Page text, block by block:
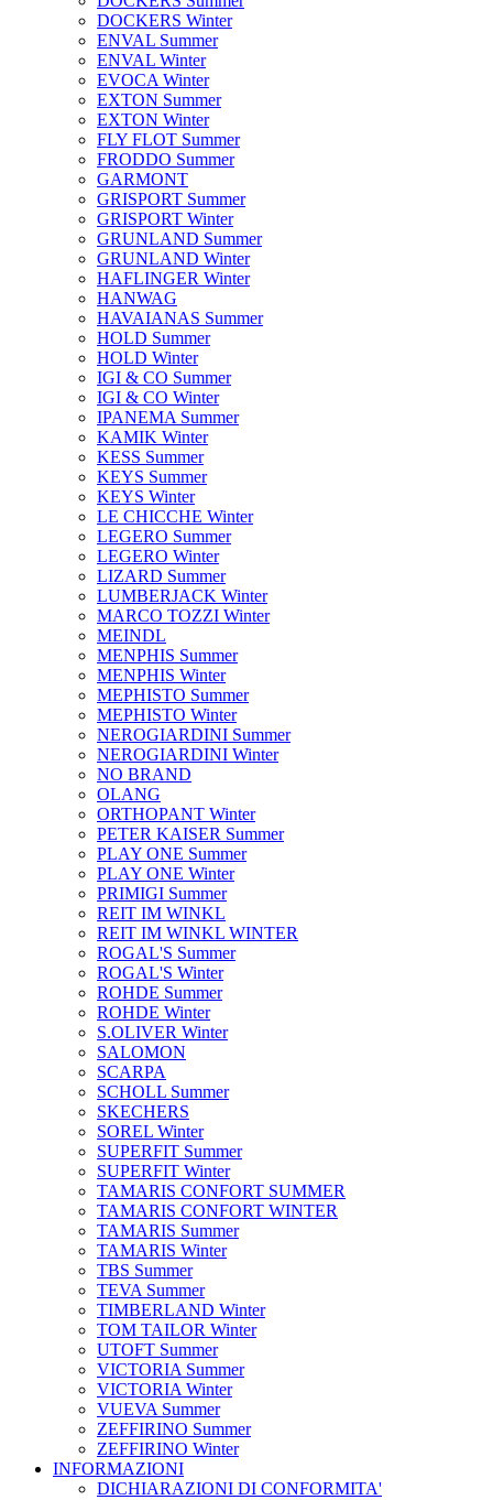
DOCKERS Winter
ENVAL Summer
ENVAL Winter
EVOCA Winter
EXTON Summer
EXTON Winter
FLY FLOT Summer
FRODDO Summer
GARMONT
GRISPORT Summer
GRISPORT Winter
GRUNLAND Summer
GRUNLAND Winter
HAFLINGER Winter
HANWAG
HAVAIANAS Summer
HOLD Summer
HOLD Winter
IGI & CO Summer
IGI & CO Winter
IPANEMA Summer
KAMIK Winter
KESS Summer
KEYS Summer
KEYS Winter
LE CHICCHE Winter
LEGERO Summer
LEGERO Winter
LIZARD Summer
LUMBERJACK Winter
MARCO TOZZI Winter
MEINDL
MENPHIS Summer
MENPHIS Winter
MEPHISTO Summer
MEPHISTO Winter
NEROGIARDINI Summer
NEROGIARDINI Winter
NO BRAND
OLANG
ORTHOPANT Winter
PETER KAISER Summer
PLAY ONE Summer
PLAY ONE Winter
PRIMIGI Summer
REIT IM WINKL
REIT IM WINKL WINTER
ROGAL'S Summer
ROGAL'S Winter
ROHDE Summer
ROHDE Winter
S.OLIVER Winter
SALOMON
SCARPA
SCHOLL Summer
SKECHERS
SOREL Winter
SUPERFIT Summer
SUPERFIT Winter
TAMARIS CONFORT SUMMER
TAMARIS CONFORT WINTER
TAMARIS Summer
TAMARIS Winter
TBS Summer
TEVA Summer
TIMBERLAND Winter
TOM TAILOR Winter
UTOFT Summer
VICTORIA Summer
VICTORIA Winter
VUEVA Summer
ZEFFIRINO Summer
ZEFFIRINO Winter
INFORMAZIONI
DICHIARAZIONI DI CONFORMITA'